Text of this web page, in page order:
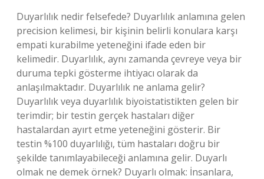
Duyarlılık nedir felsefede? Duyarlılık anlamına gelen
precision kelimesi, bir kişinin belirli konulara karşı
empati kurabilme yeteneğini ifade eden bir
kelimedir. Duyarlılık, aynı zamanda çevreye veya bir
duruma tepki gösterme ihtiyacı olarak da
anlaşılmaktadır. Duyarlılık ne anlama gelir?
Duyarlılık veya duyarlılık biyoistatistikten gelen bir
terimdir; bir testin gerçek hastaları diğer
hastalardan ayırt etme yeteneğini gösterir. Bir
testin %100 duyarlılığı, tüm hastaları doğru bir
şekilde tanımlayabileceği anlamına gelir. Duyarlı
olmak ne demek örnek? Duyarlı olmak: İnsanlara,